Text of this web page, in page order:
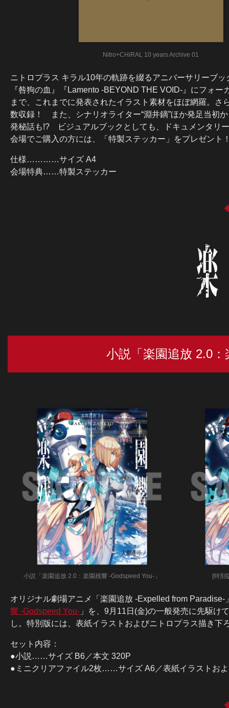
Nitro+CHiRAL 10 years Archive 01
ニトロプラス キラル10年の軌跡を綴るアニバーサリーブ
『咎狗の血』『Lamento -BEYOND THE VOID-』にフォ
まで、これまでに発表されたイラスト素材をほぼ網羅。
数収録！ また、シナリオライター“淵井鏑”ほか発足当初
発秘話も!? ビジュアルブックとしても、ドキュメンタリ
会場でご購入の方には、「特製ステッカー」をプレゼント
仕様…………サイズ A4
会場特典……特製ステッカー
小説「楽園追放 2.0
小説「楽園追放 2.0：楽園残響 -Godspeed You-」 [特別
オリジナル劇場アニメ「楽園追放 -Expelled from
響 -Godspeed You- 」を、9月11日(金)の一般発売に先駆け
し。特別版には、表紙イラストおよびニトロプラス描き
セット内容：
●小説……サイズ B6／本文 320P
●ミニクリアファイル2枚……サイズ A6／表紙イラストお